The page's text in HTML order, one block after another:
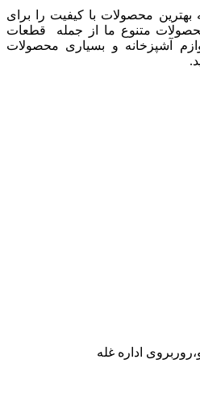
محصولات با کیفیت را برای
متنوع ما از جمله قطعات
آشپزخانه و بسیاری محصولات
اداره غله